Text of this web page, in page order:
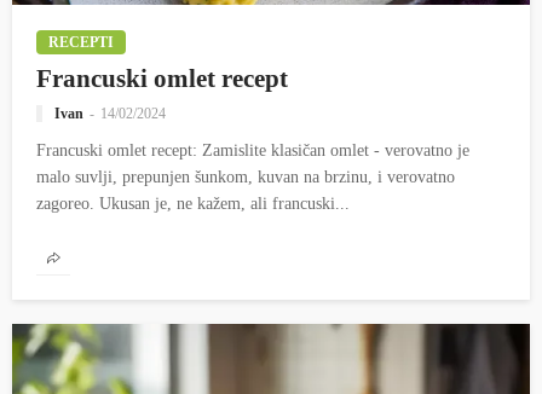
RECEPTI
Francuski omlet recept
Ivan 14/02/2024
Francuski omlet recept: Zamislite klasičan omlet - verovatno je
malo suvlji, prepunjen šunkom, kuvan na brzinu, i verovatno
zagoreo. Ukusan je, ne kažem, ali francuski...